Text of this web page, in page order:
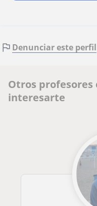
Denunciar este perfil
Otros profesores
interesarte